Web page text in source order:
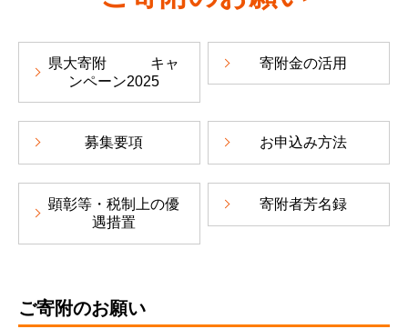
県大寄附 キャ
ンペーン2025
寄附金の活用
募集要項 お申込み方法
顕彰等・税制上の優
遇措置
寄附者芳名録
ご寄附のお願い